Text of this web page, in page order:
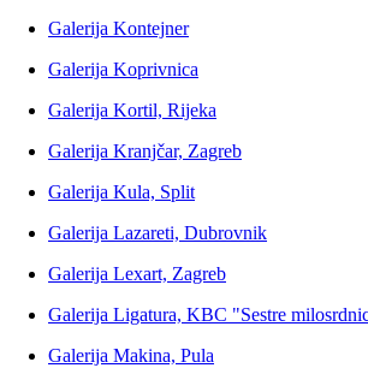
Galerija Kontejner
Galerija Koprivnica
Galerija Kortil, Rijeka
Galerija Kranjčar, Zagreb
Galerija Kula, Split
Galerija Lazareti, Dubrovnik
Galerija Lexart, Zagreb
Galerija Ligatura, KBC "Sestre
Galerija Makina, Pula